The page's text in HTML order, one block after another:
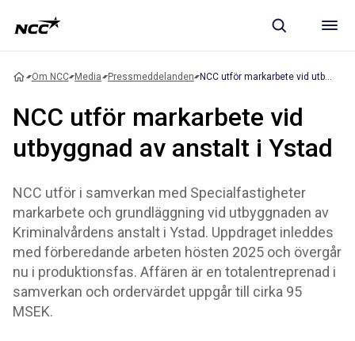
Om NCC Media Pressmeddelanden
NCC utför markarbete vid
utbyggnad av anstalt i Ystad
NCC utför i samverkan med Specialfastigheter
markarbete och grundläggning vid utbyggnaden av
Kriminalvårdens anstalt i Ystad. Uppdraget inleddes
med förberedande arbeten hösten 2025 och övergår
nu i produktionsfas. Affären är en totalentreprenad i
samverkan och ordervärdet uppgår till cirka 95
MSEK.